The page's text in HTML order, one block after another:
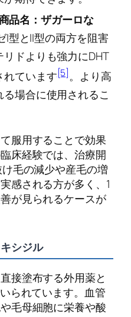
品名：ザガーロな
I型とII型の両方を阻害
ドよりも強力にDHT
れています[5]。より高
場合に使用されるこ
服用することで効果
床経験では、治療開
毛の減少や産毛の増
感される方が多く、1
が見られるケースが
シジル
接塗布する外用薬と
られています。血管
毛母細胞に栄養や酸